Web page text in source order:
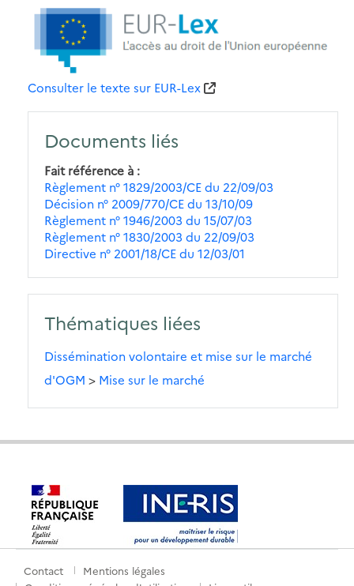
Consulter le texte sur EUR-Lex
Documents liés
Fait référence à
Règlement n° 1829/2003/CE du 22/09/03
Décision n° 2009/770/CE du 13/10/09
Règlement n° 1946/2003 du 15/07/03
Règlement n° 1830/2003 du 22/09/03
Directive n° 2001/18/CE du 12/03/01
Thématiques liées
Dissémination volontaire et mise sur le marché
d'OGM > Mise sur le marché
Menu
Contact
Mentions légales